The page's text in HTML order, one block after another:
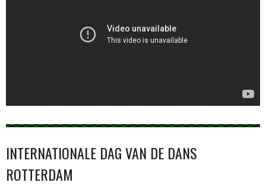
INTERNATIONALE DAG VAN DE DANS
ROTTERDAM